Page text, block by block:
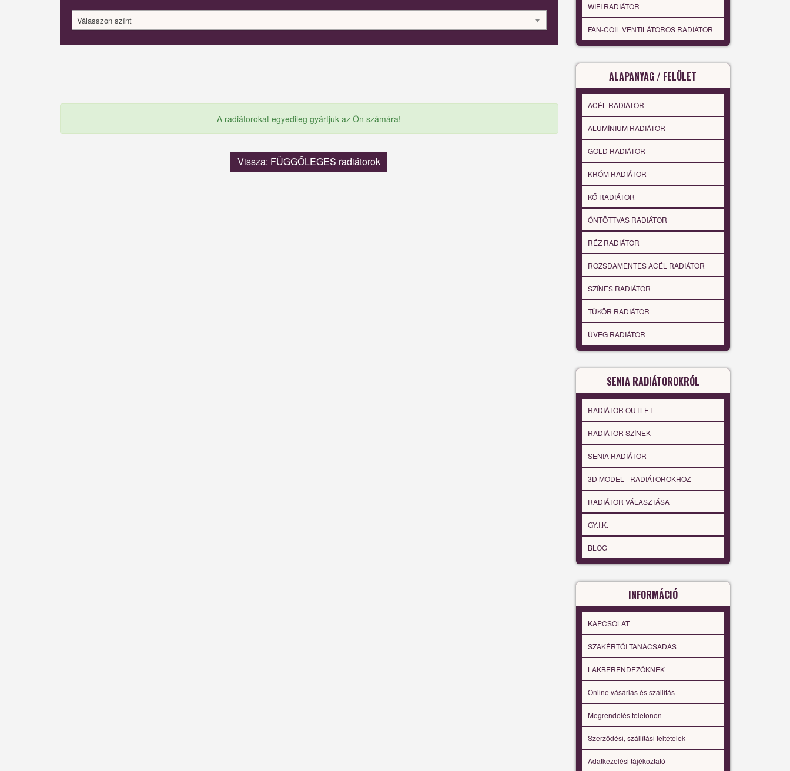
Válasszon színt
A radiátorokat egyedileg gyártjuk az Ön számára!
Vissza: FÜGGŐLEGES radiátorok
WIFI RADIÁTOR
FAN-COIL VENTILÁTOROS RADIÁTOR
ALAPANYAG / FELÜLET
ACÉL RADIÁTOR
ALUMÍNIUM RADIÁTOR
GOLD RADIÁTOR
KRÓM RADIÁTOR
KŐ RADIÁTOR
ÖNTÖTTVAS RADIÁTOR
RÉZ RADIÁTOR
ROZSDAMENTES ACÉL RADIÁTOR
SZÍNES RADIÁTOR
TÜKÖR RADIÁTOR
ÜVEG RADIÁTOR
SENIA RADIÁTOROKRÓL
RADIÁTOR OUTLET
RADIÁTOR SZÍNEK
SENIA RADIÁTOR
3D MODEL - RADIÁTOROKHOZ
RADIÁTOR VÁLASZTÁSA
GY.I.K.
BLOG
INFORMÁCIÓ
KAPCSOLAT
SZAKÉRTŐI TANÁCSADÁS
LAKBERENDEZŐKNEK
Online vásárlás és szállítás
Megrendelés telefonon
Szerződési, szállítási feltételek
Adatkezelési tájékoztató